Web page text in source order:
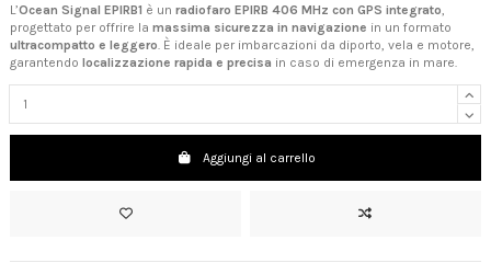
L’Ocean Signal EPIRB1 è un radiofaro EPIRB 406 MHz con GPS integrato,
progettato per offrire la massima sicurezza in navigazione in un formato
ultracompatto e leggero. È ideale per imbarcazioni da diporto, vela e motore,
garantendo localizzazione rapida e precisa in caso di emergenza in mare.
Aggiungi al carrello